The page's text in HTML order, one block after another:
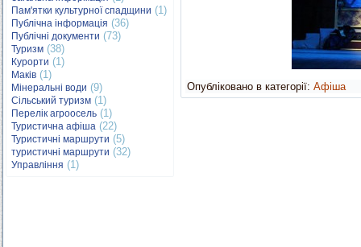
Пам'ятки культурної спадщини (1)
Публічна інформація (36)
Публічні документи (73)
Туризм (38)
Курорти (1)
Маків (1)
Мінеральні води (9)
Сільський туризм (1)
Перелік агроосель (1)
Туристична афіша (22)
Туристичні маршрути (5)
туристичні маршрути (32)
Управління (1)
Опубліковано в категорії: Афіша